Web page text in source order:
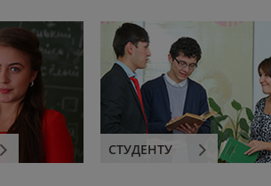
СТУДЕНТУ